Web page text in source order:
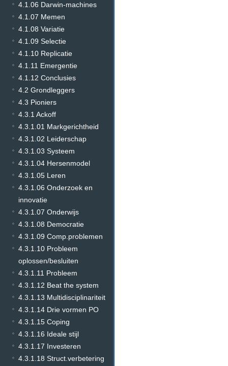
4.1.06 Darwin-machines
4.1.07 Memen
4.1.08 Variatie
4.1.09 Selectie
4.1.10 Replicatie
4.1.11 Emergentie
4.1.12 Conclusies
4.2 Grondleggers
4.3 Pioniers
4.3.1 Ackoff
4.3.1.01 Markgerichtheid
4.3.1.02 Leiderschap
4.3.1.03 Systeem
4.3.1.04 Hersenmodel
4.3.1.05 Leren
4.3.1.06 Onderzoek en
innovatie
4.3.1.07 Onderwijs
4.3.1.08 Democratie
4.3.1.09 Comp.problemen
4.3.1.10 Probleem
oplossen/besluiten
4.3.1.11 Probleem
4.3.1.12 Beat the system
4.3.1.13 Multidisciplinariteit
4.3.1.14 Drie vormen PO
4.3.1.15 Coping
4.3.1.16 Ideale stijl
4.3.1.17 Investeren
4.3.1.18 Struct.verbetering